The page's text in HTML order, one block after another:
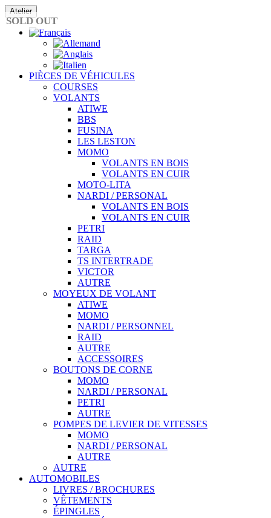
Passer
au
contenu
Atelier
PIÈCES DE VÉHICULES
COURSES
VOLANTS
ATIWE
BBS
FUSINA
LES LESTON
MOMO
VOLANTS EN BOIS
VOLANTS EN CUIR
MOTO-LITA
NARDI / PERSONAL
VOLANTS EN BOIS
VOLANTS EN CUIR
PETRI
RAID
TARGA
TS INTERTRADE
VICTOR
AUTRE
MOYEUX DE VOLANT
ATIWE
MOMO
NARDI / PERSONNEL
RAID
AUTRE
ACCESSOIRES
BOUTONS DE CORNE
MOMO
NARDI / PERSONAL
PETRI
AUTRE
POMPES DE LEVIER DE VITESSES
MOMO
NARDI / PERSONAL
AUTRE
AUTRE
AUTOMOBILES
LIVRES / BROCHURES
VÊTEMENTS
ÉPINGLES
SOLD OUT